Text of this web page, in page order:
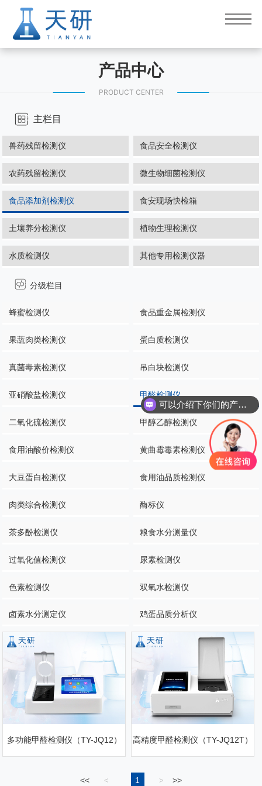
产品中心
PRODUCT CENTER
主栏目
兽药残留检测仪 食品安全检测仪
农药残留检测仪 微生物细菌检测仪
食品添加剂检测仪 食安现场快检箱
土壤养分检测仪 植物生理检测仪
水质检测仪 其他专用检测仪器
分级栏目
蜂蜜检测仪 食品重金属检测仪
果蔬肉类检测仪 蛋白质检测仪
真菌毒素检测仪 吊白块检测仪
亚硝酸盐检测仪 甲醛检测仪
二氧化硫检测仪 甲醇乙醇检测仪
食用油酸价检测仪 黄曲霉毒素检测仪
大豆蛋白检测仪 食用油品质检测仪
肉类综合检测仪 酶标仪
茶多酚检测仪 粮食水分测量仪
过氧化值检测仪 尿素检测仪
色素检测仪 双氧水检测仪
卤素水分测定仪 鸡蛋品质分析仪
多功能甲醛检测仪（TY-JQ12） 高精度甲醛检测仪（TY-JQ12T）
<< < 1 > >>
可以介绍下你们的产品么